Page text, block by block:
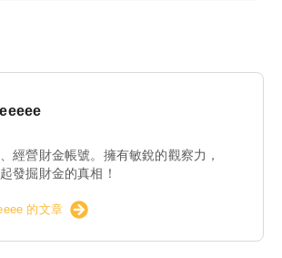
經營財金帳號。擁有敏銳的觀察力，
發掘財金的真相！
的文章